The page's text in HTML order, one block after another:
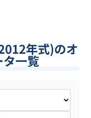
年式)のオ
一覧